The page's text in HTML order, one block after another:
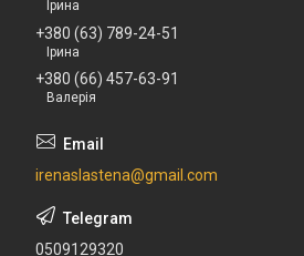
Ірина
+380 (63) 789-24-51
Ірина
+380 (66) 457-63-91
Валерія
irenaslastena@gmail.com
0509129320